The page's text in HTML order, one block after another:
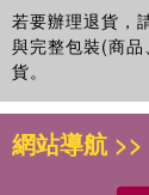
若要辦理退貨，
與完整包裝(商
貨。
網站導航 >>